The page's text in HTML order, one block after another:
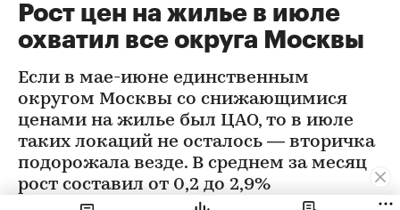
Рост цен на жилье в июле
охватил все округа Москвы
Если в мае-июне единственным
округом Москвы со снижающимися
ценами на жилье был ЦАО, то в июле
таких локаций не осталось — вторичка
подорожала везде. В среднем за месяц
рост составил от 0,2 до 2,9%